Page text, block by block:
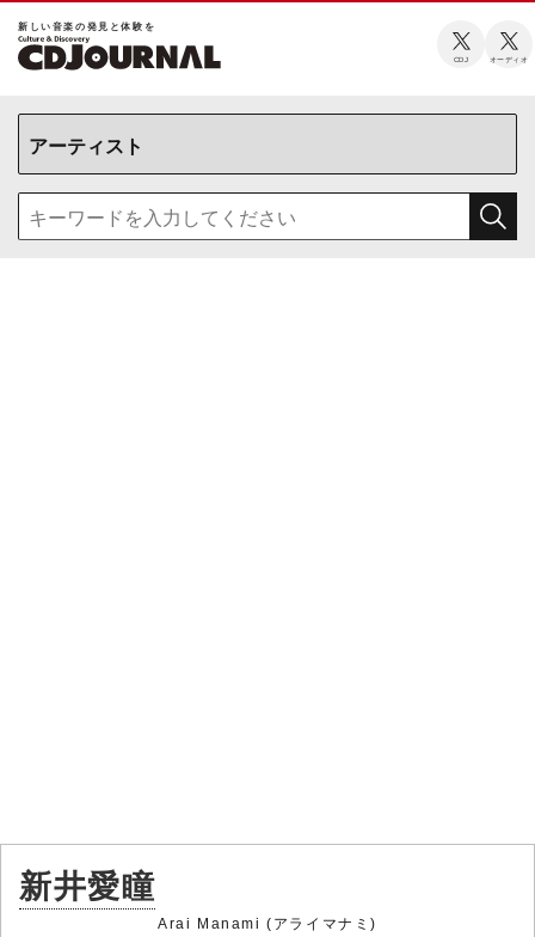
新しい⾳楽の発⾒と体験を
CDJ オーディオ
新井愛瞳
Arai Manami (アライマナミ)